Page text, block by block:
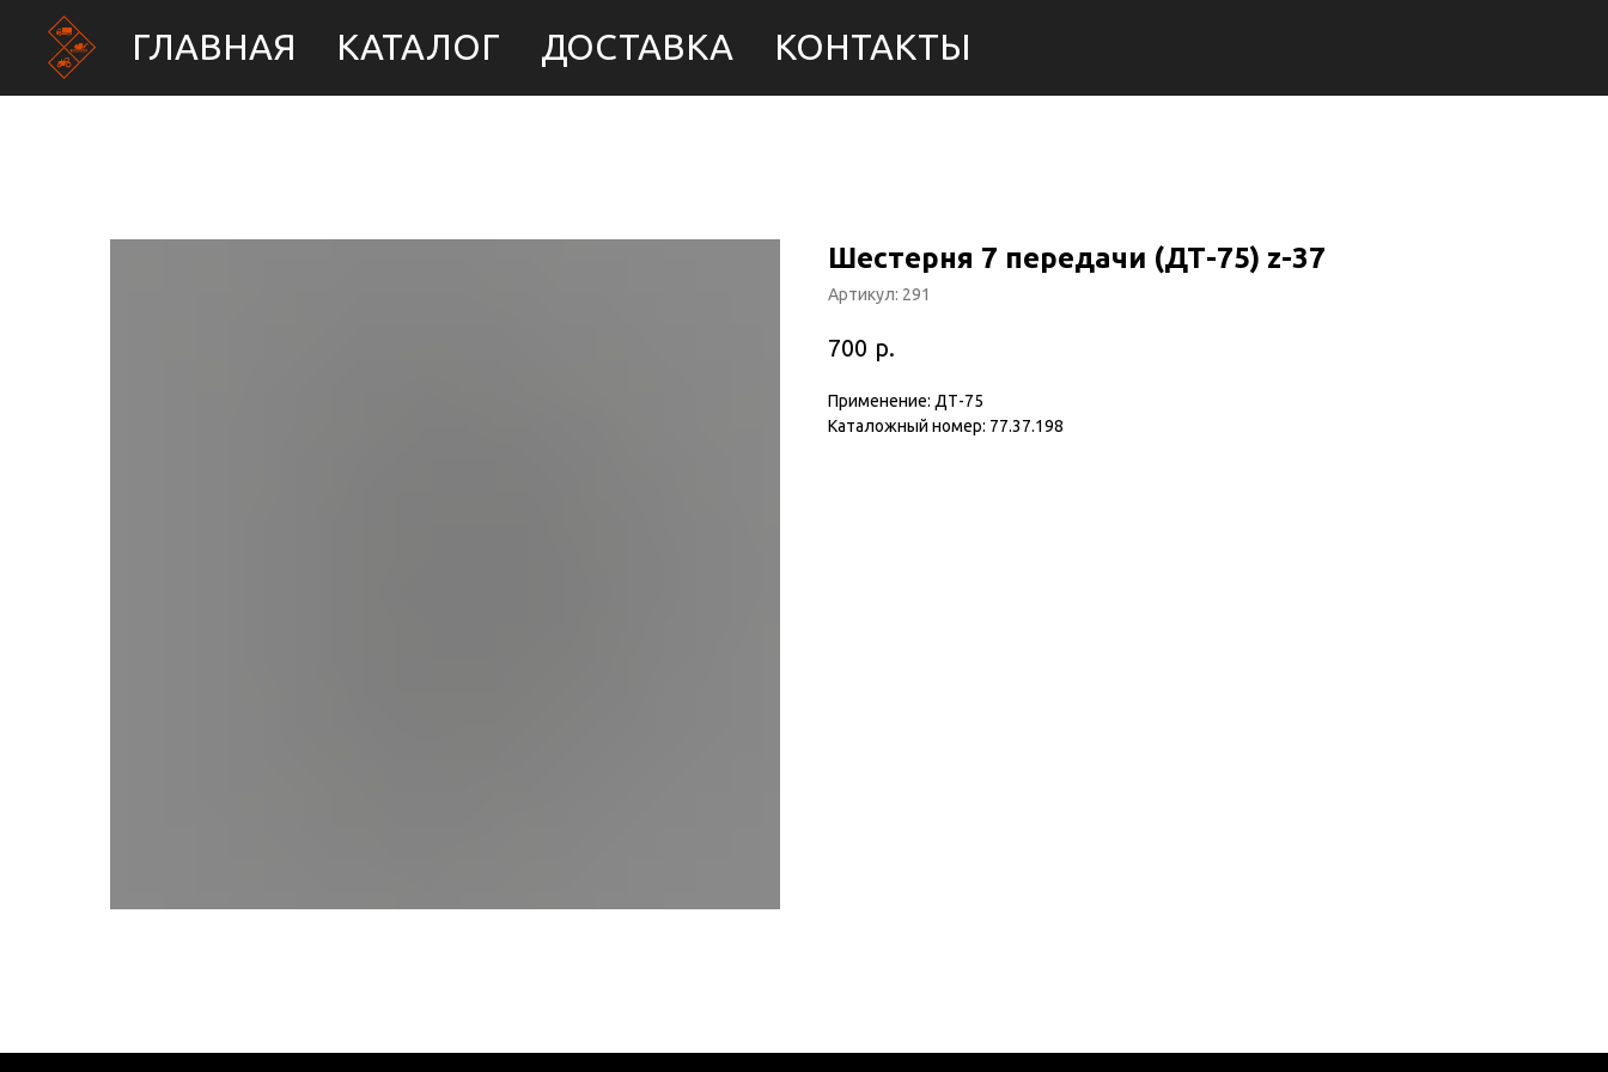
ГЛАВНАЯ КАТАЛОГ ДОСТАВКА КОНТАКТЫ
Шестерня 7 передачи (ДТ-75) z-37
Артикул: 291
700 р.
Применение: ДТ-75
Каталожный номер: 77.37.198